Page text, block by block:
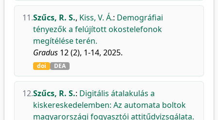
11.Szűcs, R. S., Kiss, V. Á.: Demográfiai
tényezők a felújított okostelefonok
megítélése terén.
Gradus 12 (2), 1-14, 2025.
doi DEA
12.Szűcs, R. S.: Digitális átalakulás a
kiskereskedelemben: Az automata boltok
magyarországi fogyasztói attitűdvizsgálata.